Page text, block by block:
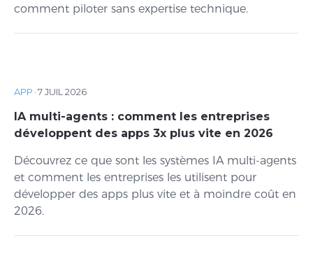
comment piloter sans expertise technique.
APP ·7 JUIL 2026
IA multi-agents : comment les entreprises
développent des apps 3x plus vite en 2026
Découvrez ce que sont les systèmes IA multi-agents
et comment les entreprises les utilisent pour
développer des apps plus vite et à moindre coût en
2026.